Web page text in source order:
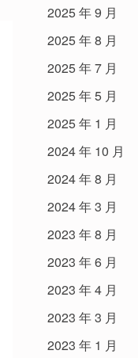
2025 年 9 月
2025 年 8 月
2025 年 7 月
2025 年 5 月
2025 年 1 月
2024 年 10 月
2024 年 8 月
2024 年 3 月
2023 年 8 月
2023 年 6 月
2023 年 4 月
2023 年 3 月
2023 年 1 月